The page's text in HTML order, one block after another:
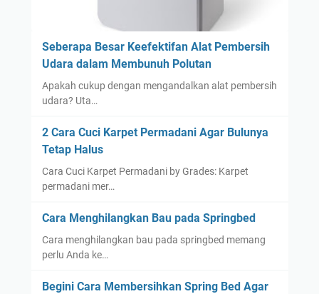
d
i
o
Seberapa Besar Keefektifan Alat Pembersih
Udara dalam Membunuh Polutan
Apakah cukup dengan mengandalkan alat pembersih
udara? Uta…
2 Cara Cuci Karpet Permadani Agar Bulunya
Tetap Halus
Cara Cuci Karpet Permadani by Grades: Karpet
permadani mer…
Cara Menghilangkan Bau pada Springbed
Cara menghilangkan bau pada springbed memang
perlu Anda ke…
Begini Cara Membersihkan Spring Bed Agar